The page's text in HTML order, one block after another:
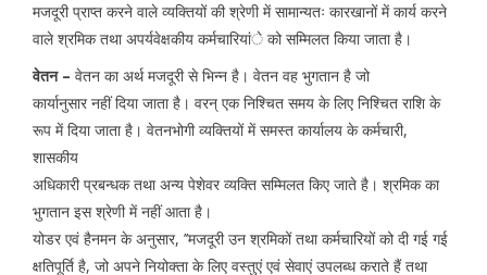
मजदूरी प्राप्त करने वाले व्यक्तियों की श्रेणी में सामान्यतः कारखानों में कार्य करने
वाले श्रमिक तथा अपर्यवेक्षकीय कर्मचारियांे को सम्मिलत किया जाता है।
वेतन – वेतन का अर्थ मजदूरी से भिन्न है। वेतन वह भुगतान है जो
कार्यानुसार नहीं दिया जाता है। वरन् एक निश्चित समय के लिए निश्चित राशि के
रूप में दिया जाता है। वेतनभोगी व्यक्तियों में समस्त कार्यालय के कर्मचारी,
शासकीय
अधिकारी प्रबन्धक तथा अन्य पेशेवर व्यक्ति सम्मिलत किए जाते है। श्रमिक का
भुगतान इस श्रेणी में नहीं आता है।
योडर एवं हैनमन के अनुसार, ’’मजदूरी उन श्रमिकों तथा कर्मचारियों को दी गई गई
क्षतिपूर्ति है, जो अपने नियोक्ता के लिए वस्तुएं एवं सेवाएं उपलब्ध कराते हैं तथा